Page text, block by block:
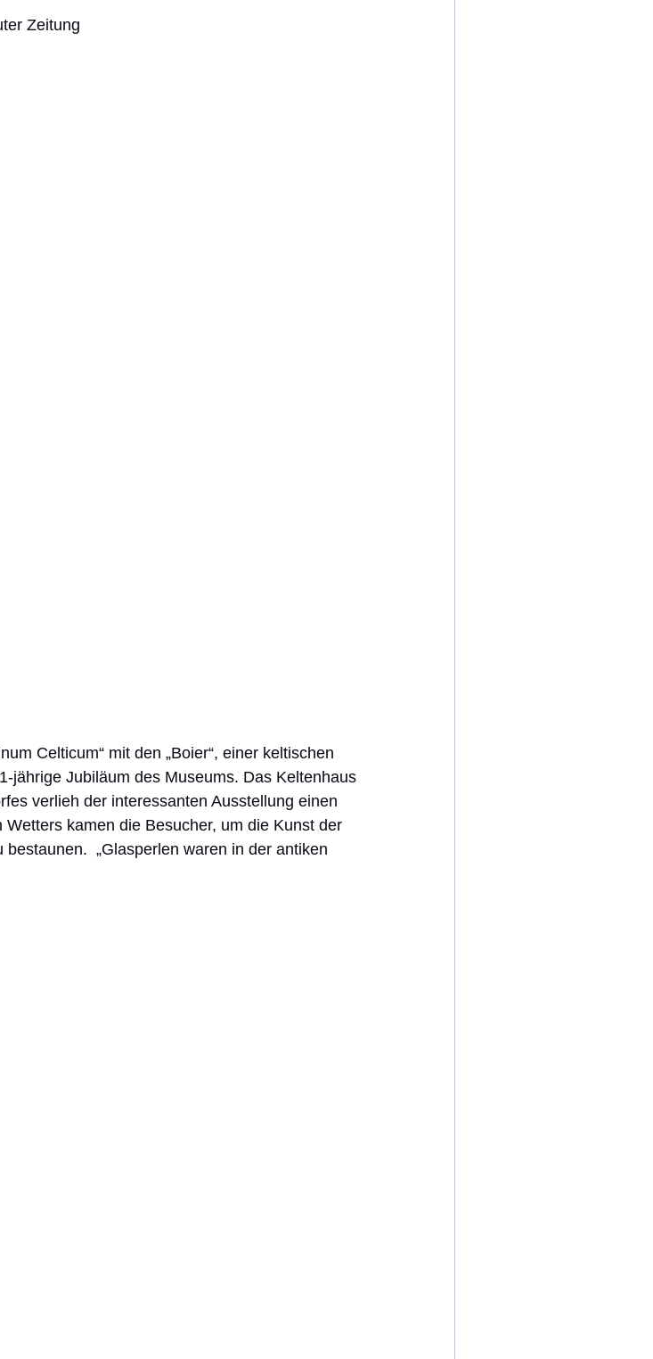
Zeitung
Celticum“ mit den „Boier“, einer keltischen
jährige Jubiläum des Museums. Das Keltenhaus
verlieh der interessanten Ausstellung einen
kamen die Besucher, um die Kunst der
„Glasperlen waren in der antiken